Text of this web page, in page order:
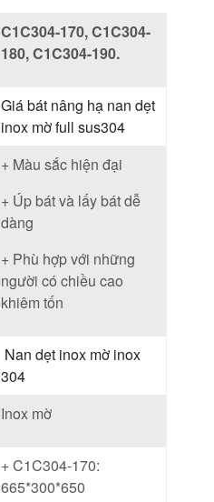
C1C304-170, C1C304-
180, C1C304-190.
Giá bát nâng hạ nan dẹt
inox mờ full sus304
+ Màu sắc hiện đại
+ Úp bát và lấy bát dễ
dàng
+ Phù hợp với những
người có chiều cao
khiêm tốn
Nan dẹt inox mờ inox
304
Inox mờ
+ C1C304-170:
665*300*650